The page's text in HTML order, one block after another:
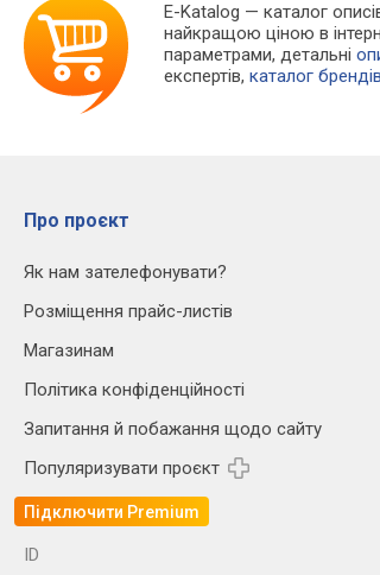
E-Katalog — каталог
найкращою ціною в
параметрами, детальні
експертів,каталог брендів
Про проєкт
Як нам зателефонувати?
Розміщення прайс-листів
Магазинам
Політика конфіденційності
Запитання й побажання щодо сайту
Популяризувати проєкт
Підключити Premium
ID